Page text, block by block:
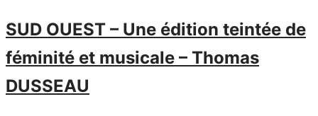
SUD OUEST – Une édition teintée de
féminité et musicale – Thomas
DUSSEAU